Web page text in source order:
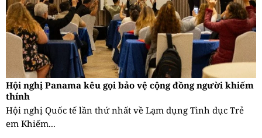
Hội nghị Panama kêu gọi bảo vệ cộng đồng người khiếm
thính
Hội nghị Quốc tế lần thứ nhất về Lạm dụng Tình dục Trẻ
em Khiếm...